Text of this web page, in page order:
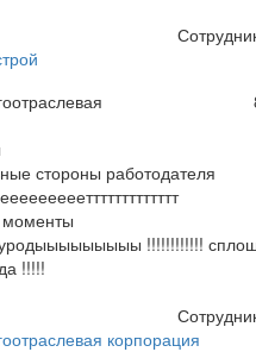
стороны работодателя
моменты
уродыыыыыыыыы !!!!!!!!!!!!
!!!!!
корпорация